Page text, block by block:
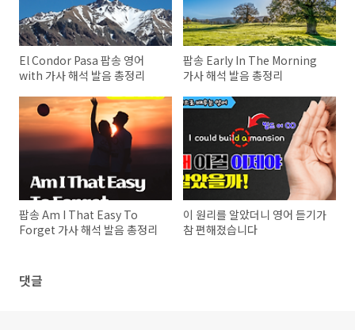
El Condor Pasa 팝송 영어
with 가사 해석 발음 총정리
팝송 Early In The Morning
가사 해석 발음 총정리
팝송 Am I That Easy To
Forget 가사 해석 발음 총정리
이 원리를 알았더니 영어 듣기가
참 편해졌습니다
댓글